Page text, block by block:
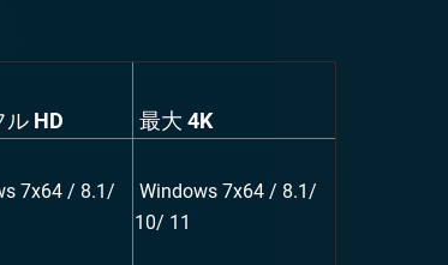
ル HD 最大 4K
7x64 / 8.1/
Windows 7x64 / 8.1/
10/ 11